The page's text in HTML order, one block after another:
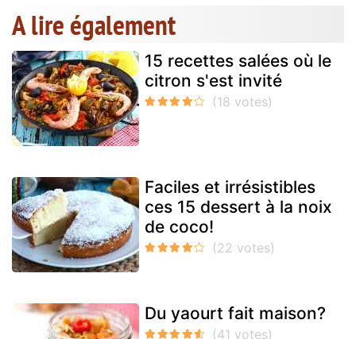
A lire également
15 recettes salées où le
citron s'est invité
Faciles et irrésistibles
ces 15 dessert à la noix
de coco!
Du yaourt fait maison?